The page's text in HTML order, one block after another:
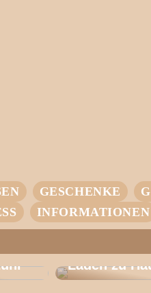
GESCHENKE
INFORMATIONEN
intelligentes
Laden zu